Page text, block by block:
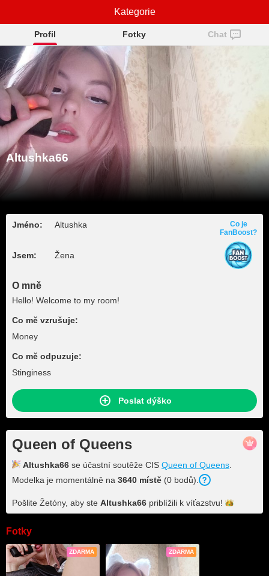
Altushka66
Profil Fotky Chat
Altushka66
Jméno: Altushka
Jsem: Žena
Co je
FanBoost?
O mně
Hello! Welcome to my room!
Co mě vzrušuje:
Money
Co mě odpuzuje:
Stinginess
Poslat dýško
Queen of Queens
Altushka66 se účastní soutěže CIS Queen of Queens
Modelka je momentálně na 3640 místě (0 bodů).
Pošlite Žetóny, aby ste Altushka66 priblížili k víťazstvu!
Fotky
ZDARMA ZDARMA
Kategorie